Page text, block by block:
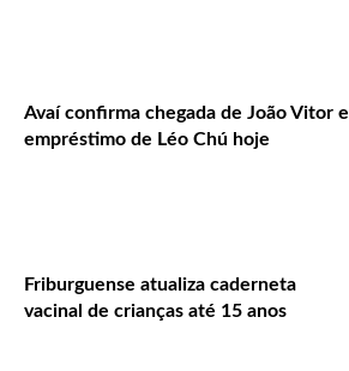
Avaí confirma chegada de João Vitor e
empréstimo de Léo Chú hoje
Friburguense atualiza caderneta
vacinal de crianças até 15 anos